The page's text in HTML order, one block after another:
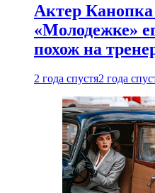
Актер Канопка
«Молодежке»
похож на
2 года спустя2 года